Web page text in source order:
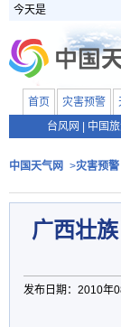
今天是
首页 灾害预警
台风网
中国
中国天气网 >灾害预警
广西壮
发布日期：2010年